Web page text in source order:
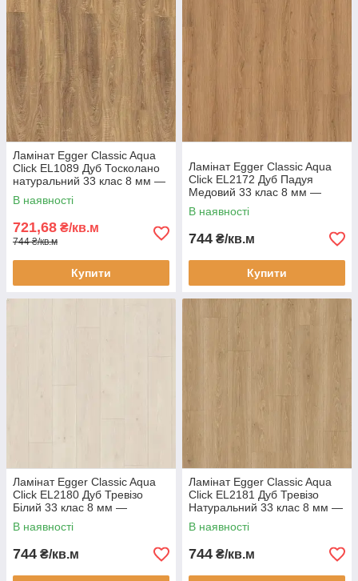
Ламінат Egger Classic Aqua
Click EL1089 Дуб Тосколано
натуральний 33 клас 8 мм —
вологостійкий ламінат 24
години, фаска 4V
В наявності
721,68 ₴/кв.м
744 ₴/кв.м
Купити
Ламінат Egger Classic Aqua
Click EL2172 Дуб Падуя
Медовий 33 клас 8 мм —
вологостійкий ламінат 24
години, фаска 4V
В наявності
744 ₴/кв.м
Купити
Ламінат Egger Classic Aqua
Click EL2180 Дуб Тревізо
Білий 33 клас 8 мм —
вологостійкий ламінат 24
години, фаска 4V
В наявності
744 ₴/кв.м
Ламінат Egger Classic Aqua
Click EL2181 Дуб Тревізо
Натуральний 33 клас 8 мм —
вологостійкий ламінат 24
години, фаска 4V
В наявності
744 ₴/кв.м